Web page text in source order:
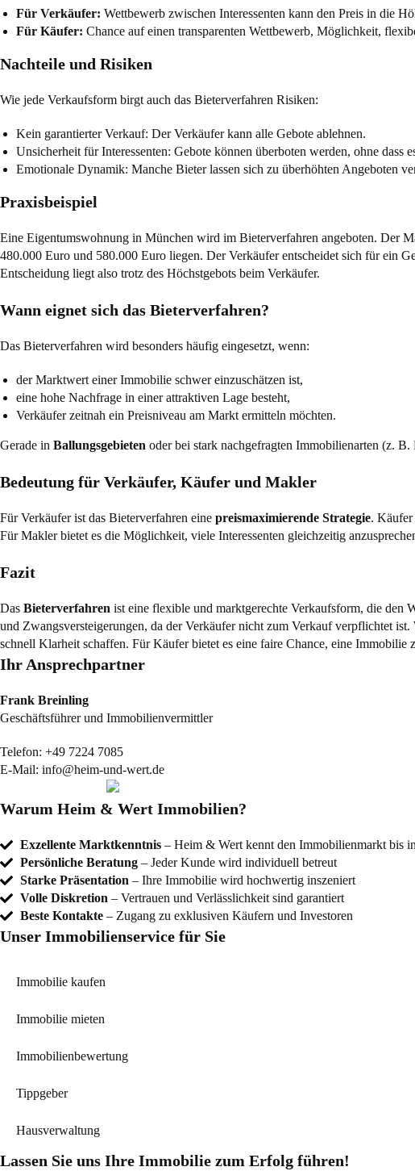
Für Verkäufer: Wettbewerb zwischen Interessenten kann den Preis in die
Für Käufer: Chance auf einen transparenten Wettbewerb, Möglichkeit,
Nachteile und Risiken
Wie jede Verkaufsform birgt auch das Bieterverfahren Risiken:
Kein garantierter Verkauf: Der Verkäufer kann alle Gebote ablehnen.
Unsicherheit für Interessenten: Gebote können überboten werden, ohne dass
Emotionale Dynamik: Manche Bieter lassen sich zu überhöhten Angeboten
Praxisbeispiel
Eine Eigentumswohnung in München wird im Bieterverfahren angeboten. Der
480.000 Euro und 580.000 Euro liegen. Der Verkäufer entscheidet sich für ein
Entscheidung liegt also trotz des Höchstgebots beim Verkäufer.
Wann eignet sich das Bieterverfahren?
Das Bieterverfahren wird besonders häufig eingesetzt, wenn:
der Marktwert einer Immobilie schwer einzuschätzen ist,
eine hohe Nachfrage in einer attraktiven Lage besteht,
Verkäufer zeitnah ein Preisniveau am Markt ermitteln möchten.
Gerade in Ballungsgebieten oder bei stark nachgefragten Immobilienarten (z.
Bedeutung für Verkäufer, Käufer und Makler
Für Verkäufer ist das Bieterverfahren eine preismaximierende Strategie. Käufer
Für Makler bietet es die Möglichkeit, viele Interessenten gleichzeitig
Fazit
Das Bieterverfahren ist eine flexible und marktgerechte Verkaufsform, die den
und Zwangsversteigerungen, da der Verkäufer nicht zum Verkauf verpflichtet
schnell Klarheit schaffen. Für Käufer bietet es eine faire Chance, eine
Ihr Ansprechpartner
Frank Breinling
Geschäftsführer und Immobilienvermittler
Telefon: +49 7224 7085
E-Mail: info@heim-und-wert.de
Warum Heim & Wert Immobilien?
Exzellente Marktkenntnis – Heim & Wert kennt den Immobilienmarkt bis
Persönliche Beratung – Jeder Kunde wird individuell betreut
Starke Präsentation – Ihre Immobilie wird hochwertig inszeniert
Volle Diskretion – Vertrauen und Verlässlichkeit sind garantiert
Beste Kontakte – Zugang zu exklusiven Käufern und Investoren
Unser Immobilienservice für Sie
Immobilie kaufen
Immobilie mieten
Immobilienbewertung
Tippgeber
Hausverwaltung
Lassen Sie uns Ihre Immobilie zum Erfolg führen!